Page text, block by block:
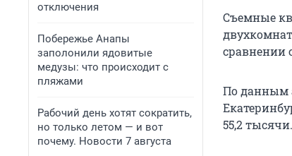
отключения
Побережье Анапы
заполонили ядовитые
медузы: что происходит с
пляжами
Рабочий день хотят сократить,
но только летом — и вот
почему. Новости 7 августа
Съемные
сравнении
По данным
55,2 тысячи.